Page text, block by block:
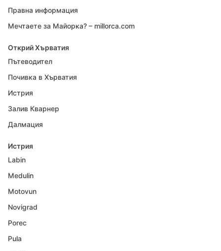
Правна информация
Мечтаете за Майорка? – millorca.com
Открий Хърватия
Пътеводител
Почивка в Хърватия
Истрия
Залив Кварнер
Далмация
Истрия
Labin
Medulin
Motovun
Novigrad
Porec
Pula